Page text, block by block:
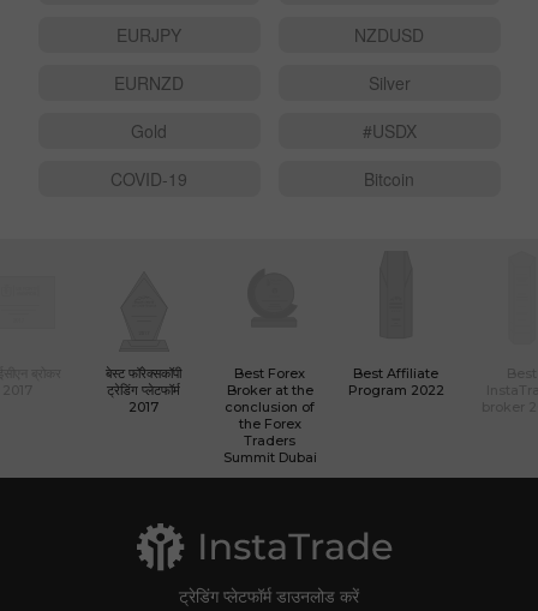
EURJPY
NZDUSD
EURNZD
Silver
Gold
#USDX
COVID-19
Bitcoin
बेस्ट फॉरेक्सकॉपी
ट्रेडिंग प्लेटफॉर्म
2017
Best Forex
Broker at the
conclusion of
the Forex
Traders
Summit Dubai
Best Affiliate
Program 2022
ट्रेडिंग प्लेटफॉर्म डाउनलोड करें